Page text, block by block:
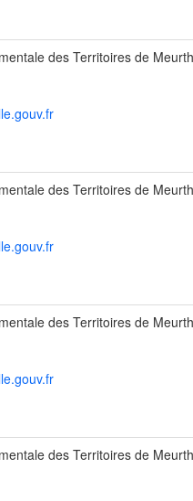
des Territoires de
des Territoires de
des Territoires de
des Territoires de